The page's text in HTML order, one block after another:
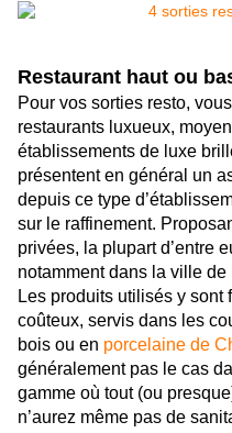
Restaurant haut ou
Pour vos sorties resto,
restaurants luxueux,
établissements de luxe
présentent en général un
depuis ce type
sur le raffinement.
privées, la plupart d’entre
notamment dans la ville de
Les produits utilisés y sont
coûteux, servis dans les
bois ou en porcelaine de
généralement pas le cas
gamme où tout (ou
n’aurez même pas de